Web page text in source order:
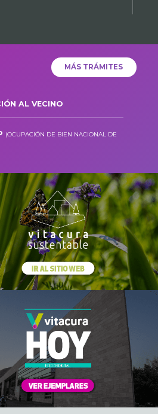
MÁS TRÁMITES
AL VECINO
(OCUPACIÓN DE BIEN NACIONAL DE